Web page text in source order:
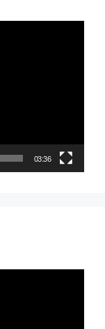
03:36